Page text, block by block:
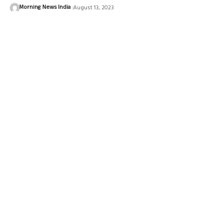
Morning News India August 13, 2023